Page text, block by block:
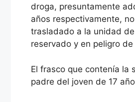
droga, presuntamente
años respectivamente,
trasladado a la unidad
reservado y en peligro
El frasco que contenía la
padre del joven de 17